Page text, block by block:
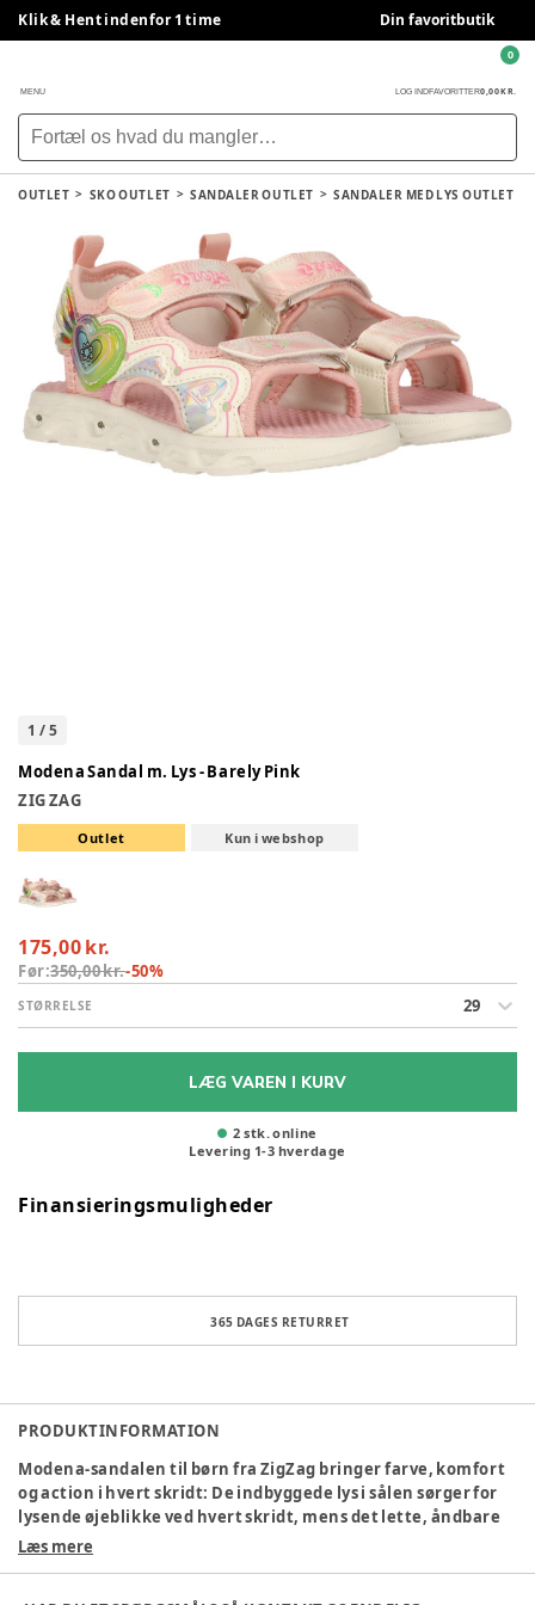
Klik & Hent indenfor 1 time Din favoritbutik
MENU LOG INDFAVORITTER0,00 KR.
0
OUTLET SKO OUTLET SANDALER OUTLET SANDALER MED LYS OUTLET
1 /5
Modena Sandal m. Lys - Barely Pink
ZIG ZAG
Outlet Kun i webshop
175,00 kr.
Før:350,00 kr.-50%
STØRRELSE 29
LÆG VAREN I KURV
2 stk. online
Levering 1-3 hverdage
Finansieringsmuligheder
365 DAGES RETURRET
PRODUKTINFORMATION
Modena-sandalen til børn fra ZigZag bringer farve, komfort
og action i hvert skridt: De indbyggede lys i sålen sørger for
lysende øjeblikke ved hvert skridt, mens det lette, åndbare
materiale sikrer en behagelig pasform hele dagen. Takket
Læs mere